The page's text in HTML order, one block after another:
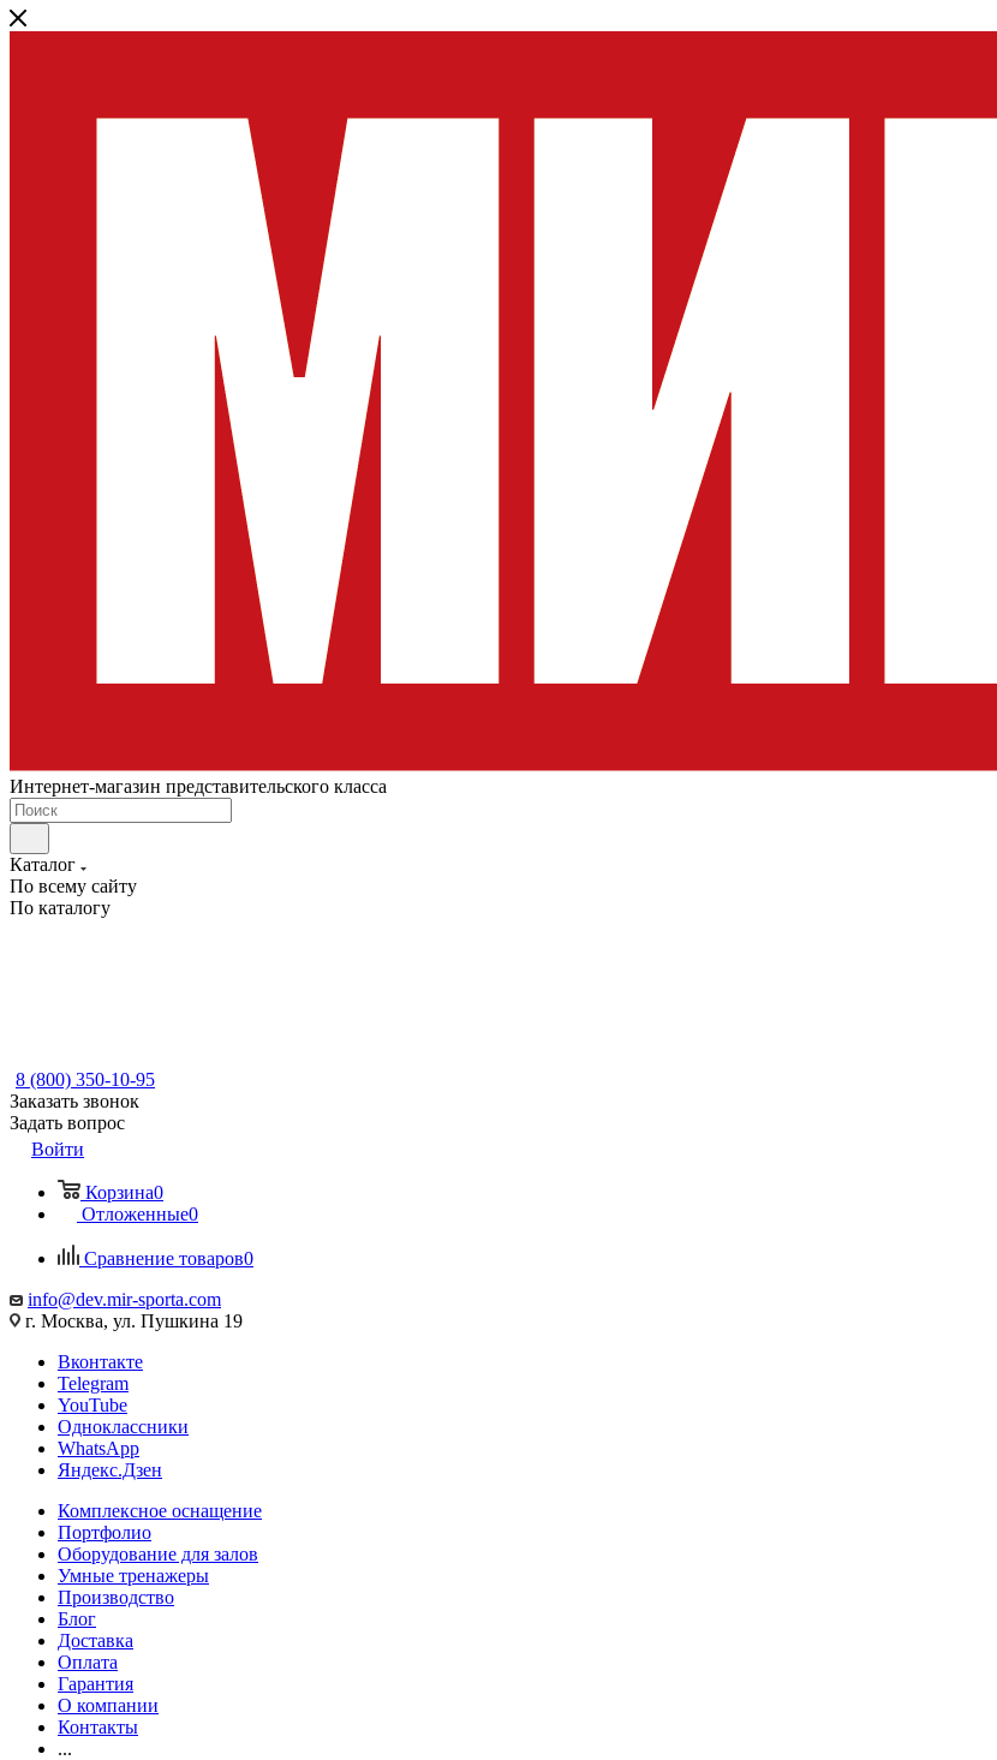
Интернет-магазин представительского класса
Каталог
По всему сайту
По каталогу
8 (800) 350-10-95
Заказать звонок
Задать вопрос
Войти
Корзина0
Отложенные0
Сравнение товаров0
info@dev.mir-sporta.com
г. Москва, ул. Пушкина 19
Вконтакте
Telegram
YouTube
Одноклассники
WhatsApp
Яндекс.Дзен
Комплексное оснащение
Портфолио
Оборудование для залов
Умные тренажеры
Производство
Блог
Доставка
Оплата
Гарантия
О компании
Контакты
...